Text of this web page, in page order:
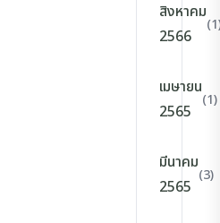
สิงหาคม
2566
เมษายน
2565
(1)
มีนาคม
2565
(3)